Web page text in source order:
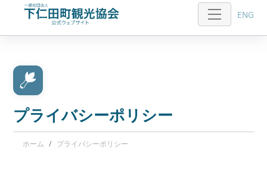
ENG
プライバシーポリシー
ホーム プライバシーポリシー